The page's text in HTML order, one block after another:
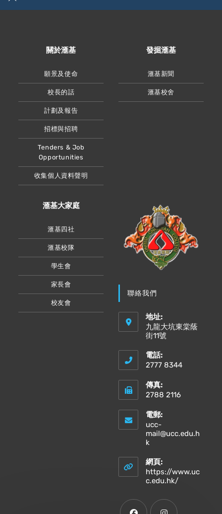
關於滙基
願景及使命
校長的話
計劃及報告
招標與招聘
Tenders & Job
Opportunities
收集個人資料聲明
發掘滙基
滙基新聞
滙基校舍
滙基大家庭
滙基四社
滙基校隊
學生會
家長會
校友會
聯絡我們
地址:
九龍大坑東棠蔭
街11號
電話:
2777 8344
傳真:
2788 2116
電郵:
ucc-
mail@ucc.edu.h
k
your
application
網頁:
https://www.uc
c.edu.hk/Opens